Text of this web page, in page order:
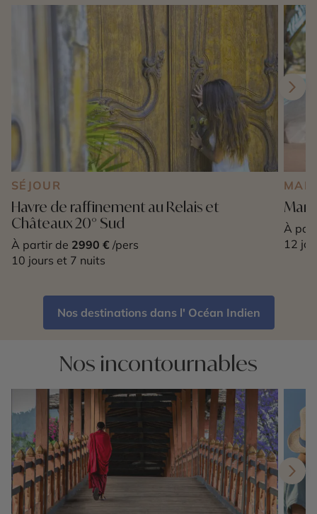
SÉJOUR
Havre de raffinement au Relais et
Châteaux 20° Sud
À partir de 2990 € /pers
10 jours et 7 nuits
À
12
Nos destinations dans l' Océan Indien
Nos incontournables